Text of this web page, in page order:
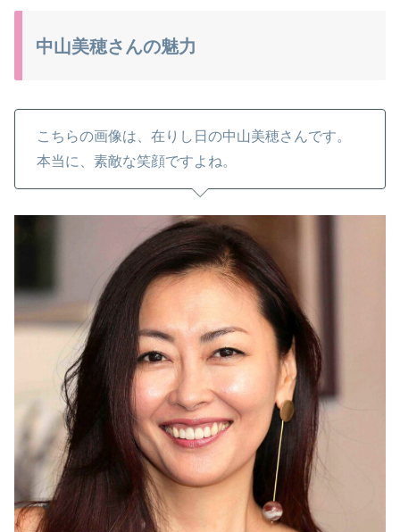
中山美穂さんの魅力
こちらの画像は、在りし日の中山美穂さんです。
本当に、素敵な笑顔ですよね。